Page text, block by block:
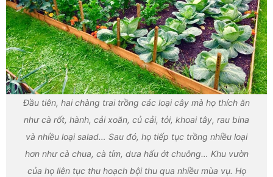
Đầu tiên, hai chàng trai trồng các loại cây mà họ thích ăn
như cà rốt, hành, cải xoăn, củ cải, tỏi, khoai tây, rau bina
và nhiều loại salad… Sau đó, họ tiếp tục trồng nhiều loại
hơn như cà chua, cà tím, dưa hấu ớt chuông… Khu vườn
của họ liên tục thu hoạch bội thu qua nhiều mùa vụ. Họ